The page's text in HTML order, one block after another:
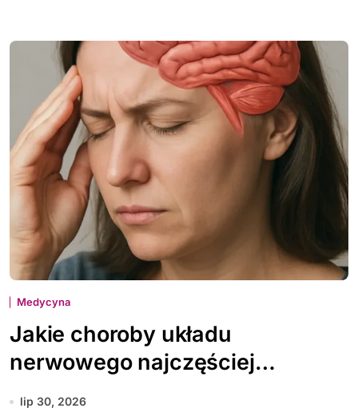
Medycyna
Jakie choroby układu
nerwowego najczęściej
diagnozuje się w Polsce
lip 30, 2026